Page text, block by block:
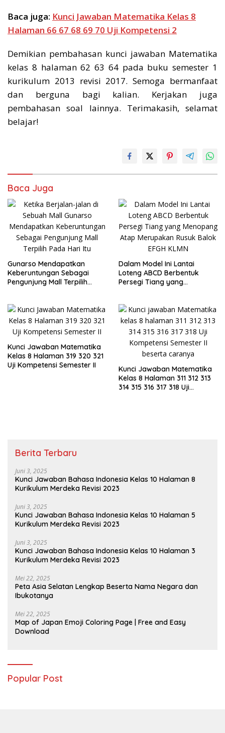
Baca juga: Kunci Jawaban Matematika Kelas 8
Halaman 66 67 68 69 70 Uji Kompetensi 2
Demikian pembahasan kunci jawaban Matematika
kelas 8 halaman 62 63 64 pada buku semester 1
kurikulum 2013 revisi 2017. Semoga bermanfaat
dan berguna bagi kalian. Kerjakan juga
pembahasan soal lainnya. Terimakasih, selamat
belajar!
Baca Juga
Gunarso Mendapatkan
Keberuntungan Sebagai
Pengunjung Mall Terpilih
Dalam Model Ini Lantai
Loteng ABCD Berbentuk
Persegi Tiang yang
Kunci Jawaban Matematika
Kelas 8 Halaman 319 320 321
Uji Kompetensi Semester II
Kunci Jawaban Matematika
Kelas 8 Halaman 311 312 313
314 315 316 317 318 Uji
Berita Terbaru
Juni 3, 2025
Kunci Jawaban Bahasa Indonesia Kelas 10 Halaman 8
Kurikulum Merdeka Revisi 2023
Juni 3, 2025
Kunci Jawaban Bahasa Indonesia Kelas 10 Halaman 5
Kurikulum Merdeka Revisi 2023
Juni 3, 2025
Kunci Jawaban Bahasa Indonesia Kelas 10 Halaman 3
Kurikulum Merdeka Revisi 2023
Mei 22, 2025
Peta Asia Selatan Lengkap Beserta Nama Negara dan
Ibukotanya
Mei 22, 2025
Map of Japan Emoji Coloring Page | Free and Easy
Download
Popular Post